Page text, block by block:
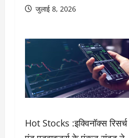
जुलाई 8, 2026
Hot Stocks :इक्विनॉक्स रिसर्च